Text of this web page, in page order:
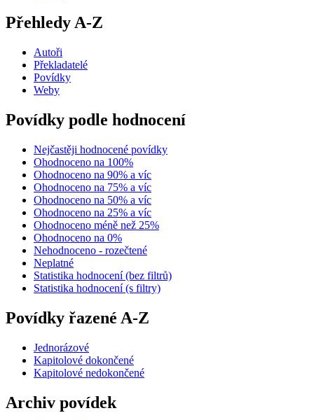
Přehledy A-Z
Autoři
Překladatelé
Povídky
Weby
Povídky podle hodnocení
Nejčastěji hodnocené povídky
Ohodnoceno na 100%
Ohodnoceno na 90% a víc
Ohodnoceno na 75% a víc
Ohodnoceno na 50% a víc
Ohodnoceno na 25% a víc
Ohodnoceno méně než 25%
Ohodnoceno na 0%
Nehodnoceno - rozečtené
Neplatné
Statistika hodnocení (bez filtrů)
Statistika hodnocení (s filtry)
Povídky řazené A-Z
Jednorázové
Kapitolové dokončené
Kapitolové nedokončené
Archiv povídek